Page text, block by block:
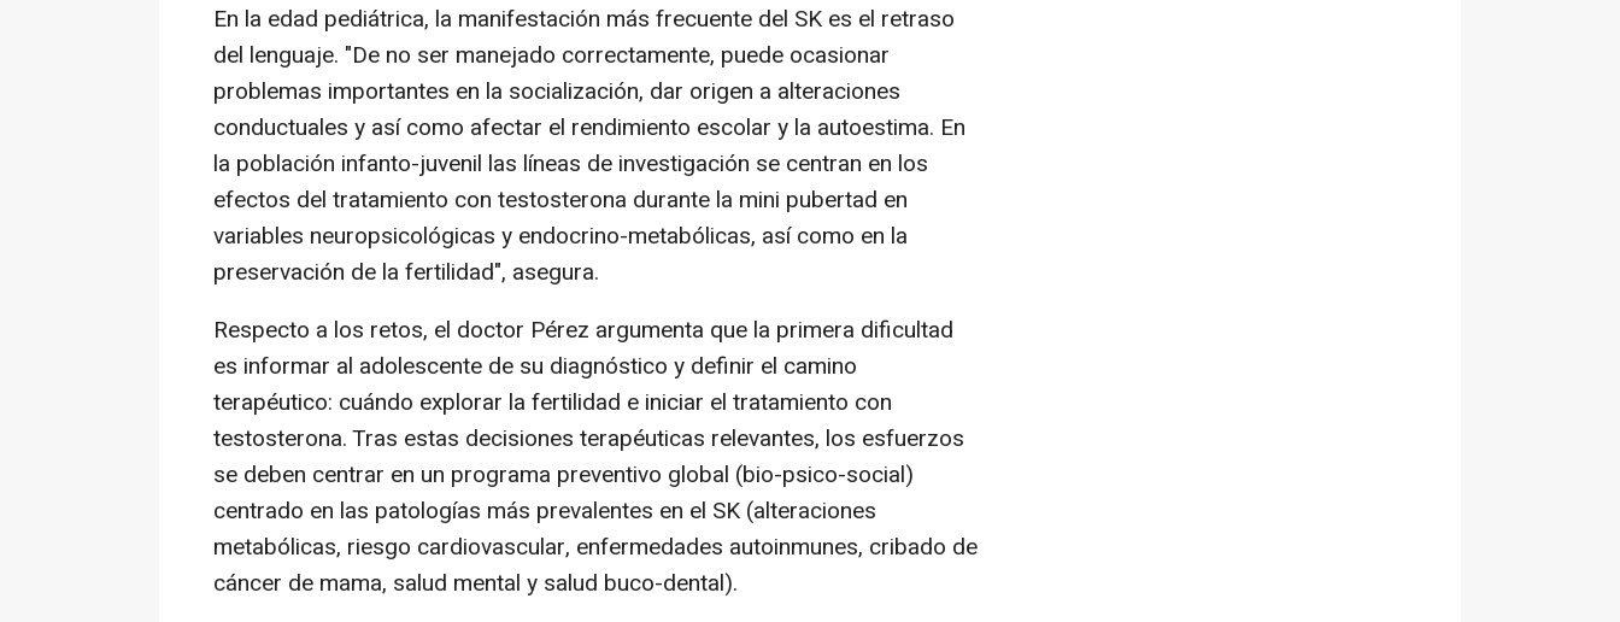
En la edad pediátrica, la manifestación más frecuente del SK es el retraso
del lenguaje. "De no ser manejado correctamente, puede ocasionar
problemas importantes en la socialización, dar origen a alteraciones
conductuales y así como afectar el rendimiento escolar y la autoestima. En
la población infanto-juvenil las líneas de investigación se centran en los
efectos del tratamiento con testosterona durante la mini pubertad en
variables neuropsicológicas y endocrino-metabólicas, así como en la
preservación de la fertilidad", asegura.
Respecto a los retos, el doctor Pérez argumenta que la primera dificultad
es informar al adolescente de su diagnóstico y definir el camino
terapéutico: cuándo explorar la fertilidad e iniciar el tratamiento con
testosterona. Tras estas decisiones terapéuticas relevantes, los esfuerzos
se deben centrar en un programa preventivo global (bio-psico-social)
centrado en las patologías más prevalentes en el SK (alteraciones
metabólicas, riesgo cardiovascular, enfermedades autoinmunes, cribado de
cáncer de mama, salud mental y salud buco-dental).